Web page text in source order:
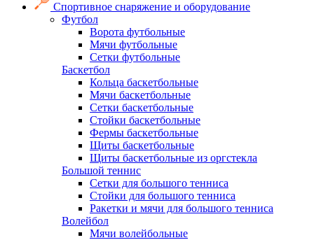
Спортивное снаряжение и оборудование
Футбол
Ворота футбольные
Мячи футбольные
Сетки футбольные
Баскетбол
Кольца баскетбольные
Мячи баскетбольные
Сетки баскетбольные
Стойки баскетбольные
Фермы баскетбольные
Щиты баскетбольные
Щиты баскетбольные из оргстекла
Большой теннис
Сетки для большого тенниса
Стойки для большого тенниса
Ракетки и мячи для большого тенниса
Волейбол
Мячи волейбольные